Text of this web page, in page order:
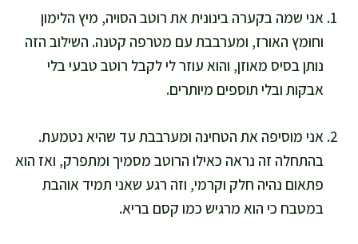
אני שמה בקערה בינונית את רוטב הסויה, מיץ הלימון
וחומץ האורז, ומערבבת עם מטרפה קטנה. השילוב הזה
נותן בסיס מאוזן, והוא עוזר לי לקבל רוטב טבעי בלי
אבקות ובלי תוספים מיותרים.
אני מוסיפה את הטחינה ומערבבת עד שהיא נטמעת.
בהתחלה זה נראה כאילו הרוטב מסמיך ומתפרק, ואז הוא
פתאום נהיה חלק וקרמי, וזה רגע שאני תמיד אוהבת
במטבח כי הוא מרגיש כמו קסם בריא.